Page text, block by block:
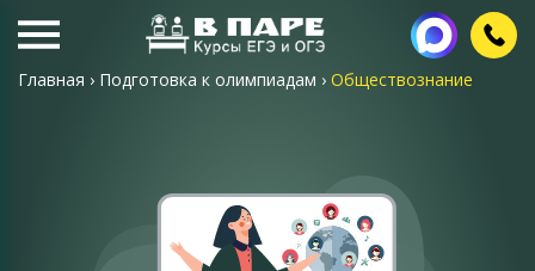
Главная › Подготовка к олимпиадам › Обществознание